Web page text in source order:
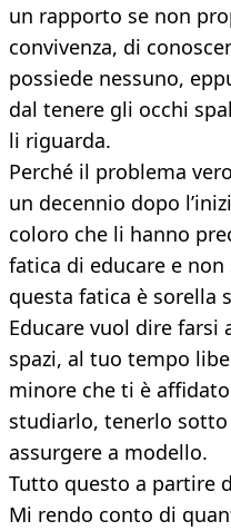
un rapporto se non
convivenza, di
possiede nessuno,
dal tenere gli occhi
li riguarda.
Perché il problema
un decennio dopo
coloro che li hanno
fatica di educare e
questa fatica è sorella
Educare vuol dire
spazi, al tuo tempo
minore che ti è
studiarlo, tenerlo sotto
assurgere a modello.
Tutto questo a partire
Mi rendo conto di